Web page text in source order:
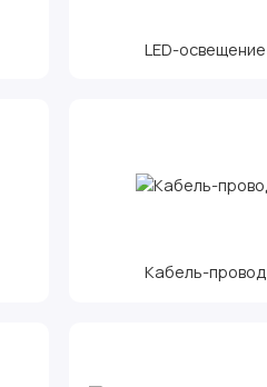
LED-освещение
Кабель-провод